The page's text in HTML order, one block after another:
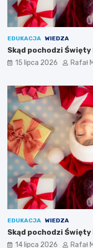
EDUKACJA WIEDZA
Skąd pochodzi
15 lipca 2026 Rafał
EDUKACJA WIEDZA
Skąd pochodzi
14 lipca 2026 Rafał